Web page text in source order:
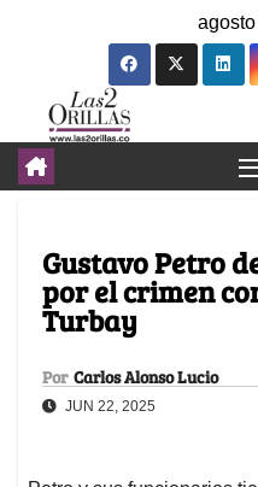
Gustavo Petro
por el crimen
Turbay
Por Carlos Alonso Lucio
JUN 22, 2025